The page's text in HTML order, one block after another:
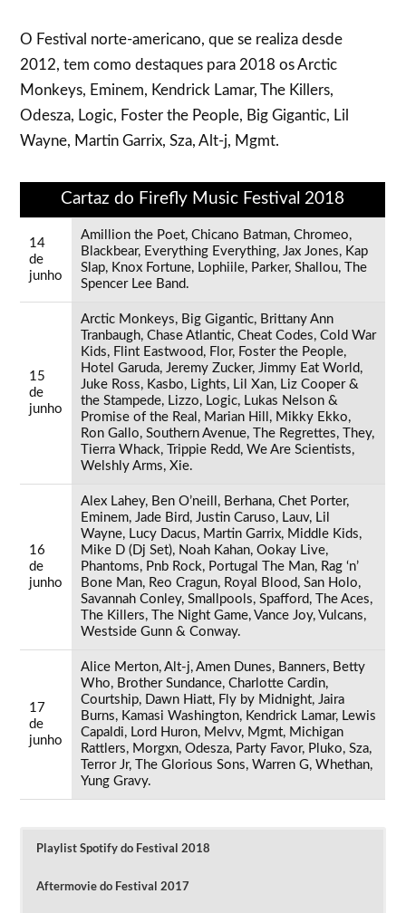
O Festival norte-americano, que se realiza desde
2012, tem como destaques para 2018 os Arctic
Monkeys, Eminem, Kendrick Lamar, The Killers,
Odesza, Logic, Foster the People, Big Gigantic, Lil
Wayne, Martin Garrix, Sza, Alt-j, Mgmt.
Cartaz do Firefly Music Festival 2018
14
de
junho
Amillion the Poet, Chicano Batman, Chromeo,
Blackbear, Everything Everything, Jax Jones, Kap
Slap, Knox Fortune, Lophiile, Parker, Shallou, The
Spencer Lee Band.
15
de
junho
Arctic Monkeys, Big Gigantic, Brittany Ann
Tranbaugh, Chase Atlantic, Cheat Codes, Cold War
Kids, Flint Eastwood, Flor, Foster the People,
Hotel Garuda, Jeremy Zucker, Jimmy Eat World,
Juke Ross, Kasbo, Lights, Lil Xan, Liz Cooper &
the Stampede, Lizzo, Logic, Lukas Nelson &
Promise of the Real, Marian Hill, Mikky Ekko,
Ron Gallo, Southern Avenue, The Regrettes, They,
Tierra Whack, Trippie Redd, We Are Scientists,
Welshly Arms, Xie.
16
de
junho
Alex Lahey, Ben O’neill, Berhana, Chet Porter,
Eminem, Jade Bird, Justin Caruso, Lauv, Lil
Wayne, Lucy Dacus, Martin Garrix, Middle Kids,
Mike D (Dj Set), Noah Kahan, Ookay Live,
Phantoms, Pnb Rock, Portugal The Man, Rag ‘n’
Bone Man, Reo Cragun, Royal Blood, San Holo,
Savannah Conley, Smallpools, Spafford, The Aces,
The Killers, The Night Game, Vance Joy, Vulcans,
Westside Gunn & Conway.
17
de
junho
Alice Merton, Alt-j, Amen Dunes, Banners, Betty
Who, Brother Sundance, Charlotte Cardin,
Courtship, Dawn Hiatt, Fly by Midnight, Jaira
Burns, Kamasi Washington, Kendrick Lamar, Lewis
Capaldi, Lord Huron, Melvv, Mgmt, Michigan
Rattlers, Morgxn, Odesza, Party Favor, Pluko, Sza,
Terror Jr, The Glorious Sons, Warren G, Whethan,
Yung Gravy.
Playlist Spotify do Festival 2018
Aftermovie do Festival 2017